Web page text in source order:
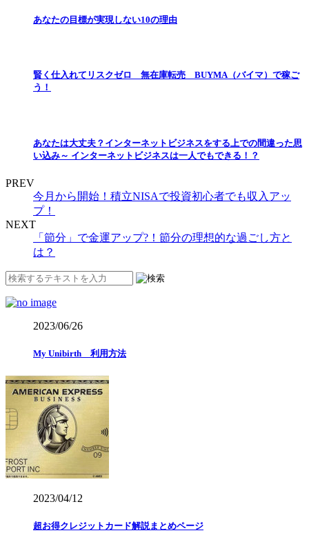
あなたの目標が実現しない10の理由
賢く仕入れてリスクゼロ 無在庫転売 BUYMA（バイマ）で稼ご
う！
あなたは大丈夫？インターネットビジネスをする上での間違った思
い込み～ インターネットビジネスは一人でもできる！？
PREV
今月から開始！積立NISAで投資初心者でも収入アッ
プ！
NEXT
「節分」で金運アップ?！節分の理想的な過ごし方と
は？
2023/06/26
My Unibirth 利用方法
2023/04/12
超お得クレジットカード解説まとめページ